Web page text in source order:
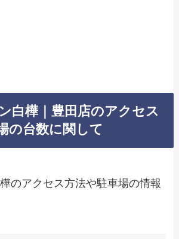
白樺｜豊田店のアクセス
の台数に関して
のアクセス方法や駐車場の情報